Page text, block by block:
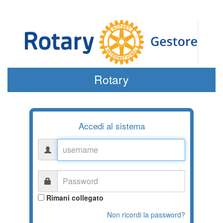
Rotary
Accedi al sistema
Rimani collegato
Non ricordi la password?